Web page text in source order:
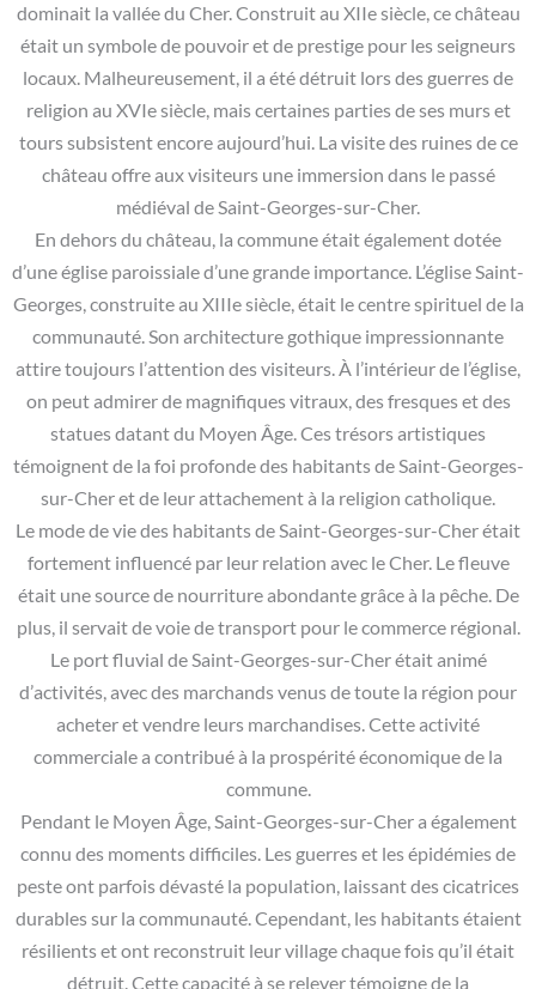
dominait la vallée du Cher. Construit au XIIe siècle, ce château
était un symbole de pouvoir et de prestige pour les seigneurs
locaux. Malheureusement, il a été détruit lors des guerres de
religion au XVIe siècle, mais certaines parties de ses murs et
tours subsistent encore aujourd’hui. La visite des ruines de ce
château offre aux visiteurs une immersion dans le passé
médiéval de Saint-Georges-sur-Cher.
En dehors du château, la commune était également dotée
d’une église paroissiale d’une grande importance. L’église Saint-
Georges, construite au XIIIe siècle, était le centre spirituel de la
communauté. Son architecture gothique impressionnante
attire toujours l’attention des visiteurs. À l’intérieur de l’église,
on peut admirer de magnifiques vitraux, des fresques et des
statues datant du Moyen Âge. Ces trésors artistiques
témoignent de la foi profonde des habitants de Saint-Georges-
sur-Cher et de leur attachement à la religion catholique.
Le mode de vie des habitants de Saint-Georges-sur-Cher était
fortement influencé par leur relation avec le Cher. Le fleuve
était une source de nourriture abondante grâce à la pêche. De
plus, il servait de voie de transport pour le commerce régional.
Le port fluvial de Saint-Georges-sur-Cher était animé
d’activités, avec des marchands venus de toute la région pour
acheter et vendre leurs marchandises. Cette activité
commerciale a contribué à la prospérité économique de la
commune.
Pendant le Moyen Âge, Saint-Georges-sur-Cher a également
connu des moments difficiles. Les guerres et les épidémies de
peste ont parfois dévasté la population, laissant des cicatrices
durables sur la communauté. Cependant, les habitants étaient
résilients et ont reconstruit leur village chaque fois qu’il était
détruit. Cette capacité à se relever témoigne de la